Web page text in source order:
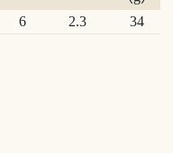
6 2.3 34